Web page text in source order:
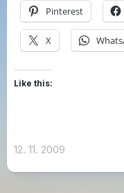
Pinterest
X
Like this:
12. 11. 2009